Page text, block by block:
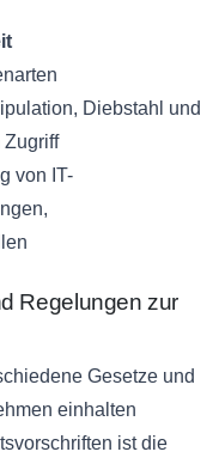
Diebstahl und
Zugriff
von IT-
Regelungen zur
Gesetze und
einhalten
ist die